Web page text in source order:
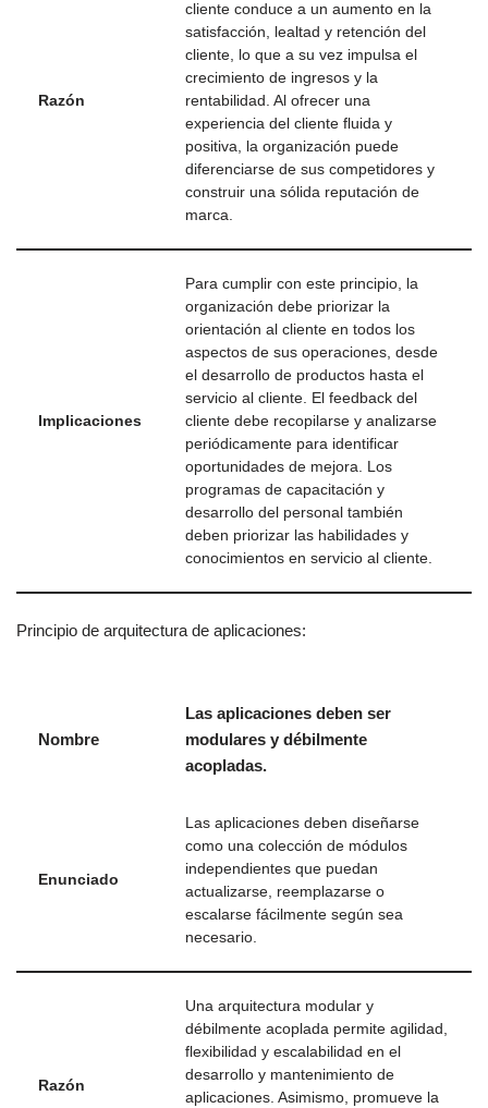
Razón
cliente conduce a un aumento en la
satisfacción, lealtad y retención del
cliente, lo que a su vez impulsa el
crecimiento de ingresos y la
rentabilidad. Al ofrecer una
experiencia del cliente fluida y
positiva, la organización puede
diferenciarse de sus competidores y
construir una sólida reputación de
marca.
Implicaciones
Para cumplir con este principio, la
organización debe priorizar la
orientación al cliente en todos los
aspectos de sus operaciones, desde
el desarrollo de productos hasta el
servicio al cliente. El feedback del
cliente debe recopilarse y analizarse
periódicamente para identificar
oportunidades de mejora. Los
programas de capacitación y
desarrollo del personal también
deben priorizar las habilidades y
conocimientos en servicio al cliente.
Principio de arquitectura de aplicaciones:
Nombre
Las aplicaciones deben ser
modulares y débilmente
acopladas.
Enunciado
Las aplicaciones deben diseñarse
como una colección de módulos
independientes que puedan
actualizarse, reemplazarse o
escalarse fácilmente según sea
necesario.
Razón
Una arquitectura modular y
débilmente acoplada permite agilidad,
flexibilidad y escalabilidad en el
desarrollo y mantenimiento de
aplicaciones. Asimismo, promueve la